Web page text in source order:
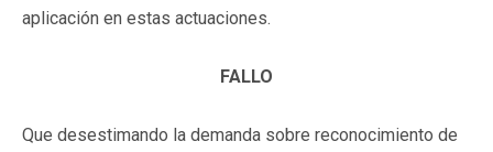
aplicación en estas actuaciones.
FALLO
Que desestimando la demanda sobre reconocimiento de